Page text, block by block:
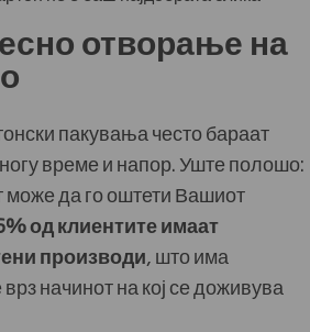
отворање на
пакувања често бараат
време и напор. Уште полошо:
може да го оштети Вашиот
од клиентите имаат
производи, што има
начинот на кој се доживува